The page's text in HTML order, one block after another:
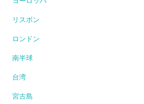
リスボン
ロンドン
南半球
台湾
宮古島